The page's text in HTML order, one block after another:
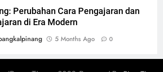
Perubahan Cara Pengajaran dan
di Era Modern
5 Months Ago 0